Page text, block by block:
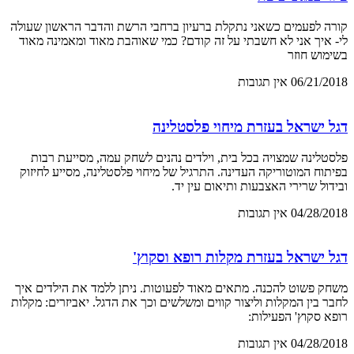
קורה לפעמים כשאני נתקלת ברעיון ברחבי הרשת והדבר הראשון שעולה
לי- איך אני לא חשבתי על זה קודם? כמי שאוהבת מאוד ומאמינה מאוד
בשימוש חוזר
06/21/2018 אין תגובות
דגל ישראל בעזרת מיחוי פלסטלינה
פלסטלינה שמצויה בכל בית, וילדים נהנים לשחק עמה, מסייעת רבות
בפיתוח המוטוריקה העדינה. התרגיל של מיחוי פלסטלינה, מסייע לחיזוק
ובידול שרירי האצבעות ותיאום עין יד.
04/28/2018 אין תגובות
דגל ישראל בעזרת מקלות רופא וסקוץ'
משחק פשוט להכנה. מתאים מאוד לפעוטות. ניתן ללמד את הילדים איך
לחבר בין המקלות וליצור קווים ומשלשים וכך את הדגל. יאביזרים: מקלות
רופא סקוץ' הפעילות:
04/28/2018 אין תגובות